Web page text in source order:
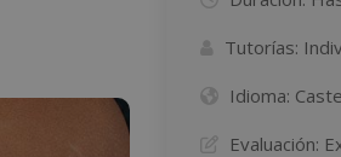
Tutorías:
Idioma:
Evaluación: